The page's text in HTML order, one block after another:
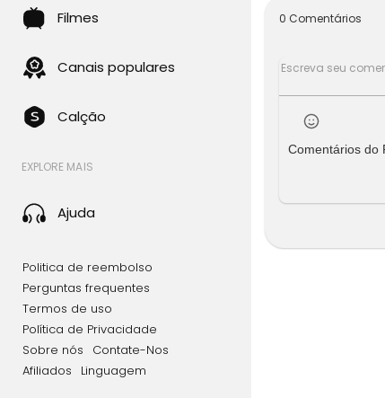
Filmes
Canais populares
Calção
EXPLORE MAIS
Ajuda
Politica de reembolso
Perguntas frequentes
Termos de uso
Política de Privacidade
Sobre nós
Contate-Nos
Afiliados
Linguagem
0 Comentários
Comentários do